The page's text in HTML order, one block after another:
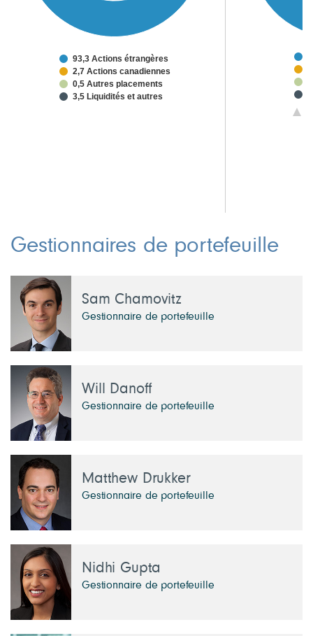
93,3 Actions étrangères
2,7 Actions canadiennes
0,5 Autres placements
3,5 Liquidités et autres
Gestionnaires de portefeuille
Sam Chamovitz
Gestionnaire de portefeuille
Will Danoff
Gestionnaire de portefeuille
Matthew Drukker
Gestionnaire de portefeuille
Nidhi Gupta
Gestionnaire de portefeuille